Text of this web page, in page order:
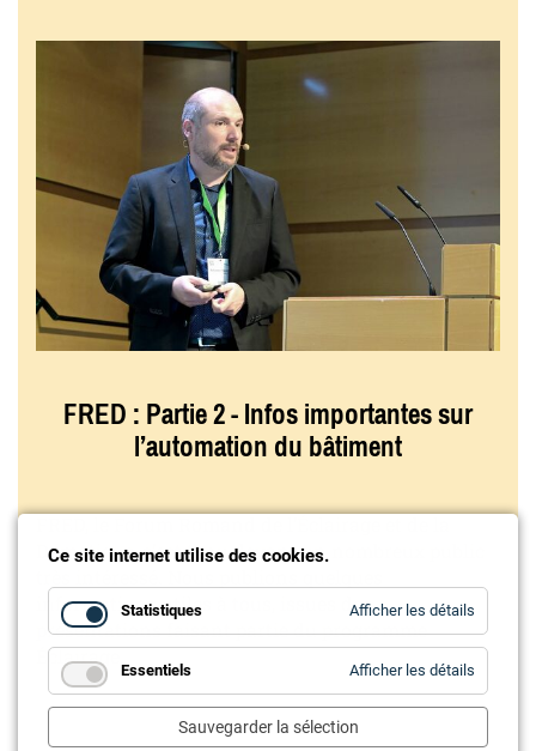
FRED : Partie 2 - Infos importantes sur
l’automation du bâtiment
Domotique, s’est tenu devant un nombreux public
informations utiles à tous, issues des
présentations faisant partie du programme
Éclairage.
Ce site internet utilise des cookies.
Statistiques Afficher les détails
Essentiels Afficher les détails
Sauvegarder la sélection